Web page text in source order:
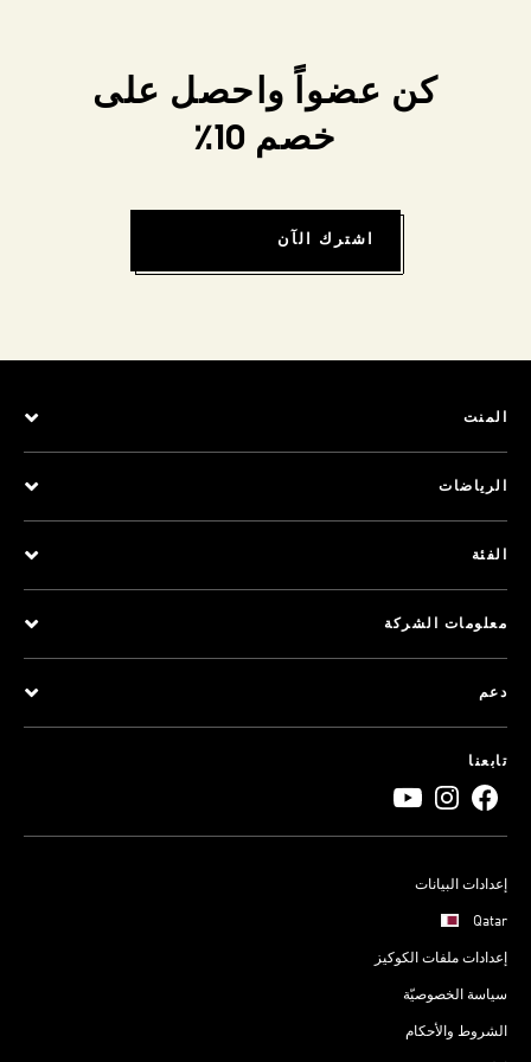
كن عضواً واحصل على
خصم 10٪
اشترك الآن
المنت
الرياضات
الفئة
معلومات الشركة
دعم
تابعنا
إعدادات البيانات
Qatar
إعدادات ملفات الكوكيز
سياسة الخصوصيّة
الشروط والأحكام